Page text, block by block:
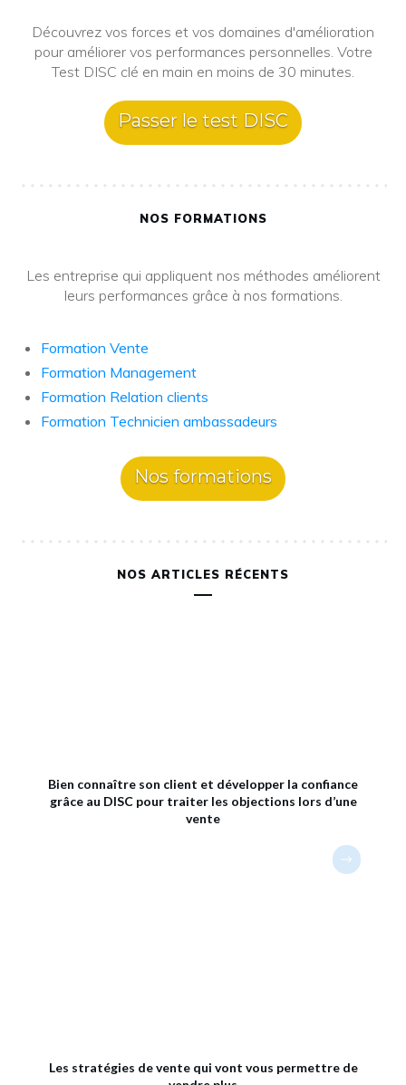
Découvrez vos forces et vos domaines d'amélioration
pour améliorer vos performances personnelles. Votre
Test DISC clé en main en moins de 30 minutes.
Passer le test DISC
NOS FORMATIONS
Les entreprise qui appliquent nos méthodes améliorent
leurs performances grâce à nos formations.
Formation Vente
Formation Management
Formation Relation clients
Formation Technicien ambassadeurs
Nos formations
NOS ARTICLES RÉCENTS
Bien connaître son client et développer la confiance
grâce au DISC pour traiter les objections lors d’une
vente
Les stratégies de vente qui vont vous permettre de